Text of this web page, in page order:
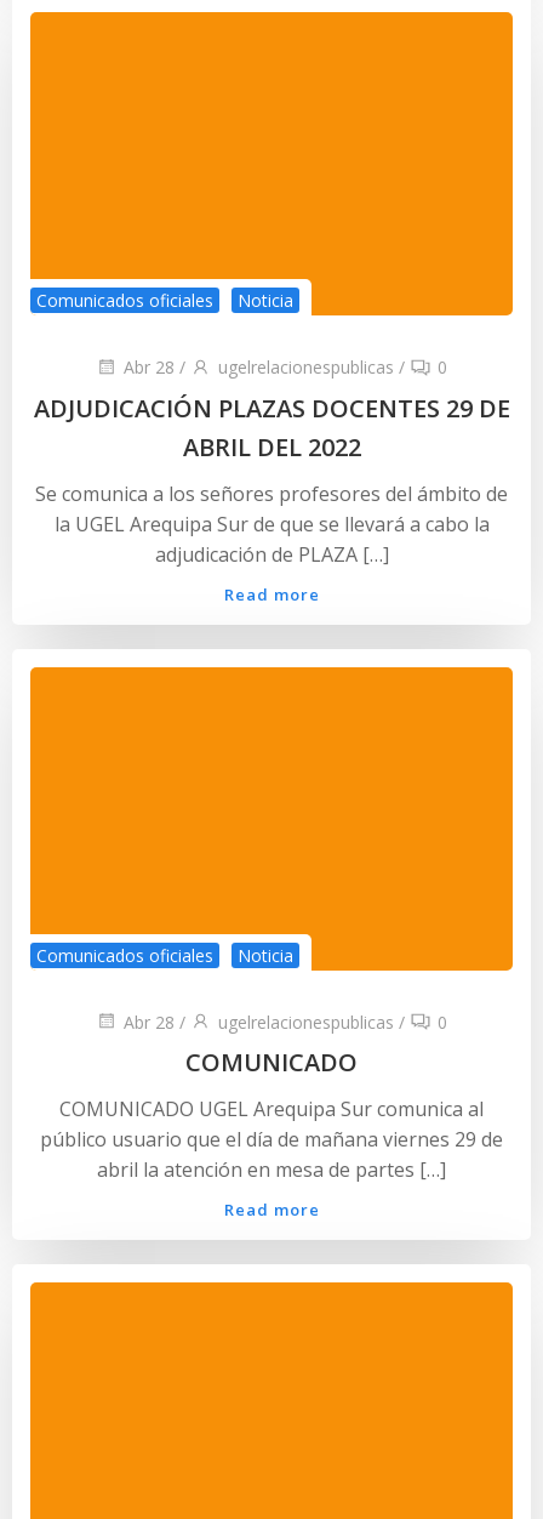
Comunicados oficiales Noticia
Abr 28 / ugelrelacionespublicas / 0
ADJUDICACIÓN PLAZAS DOCENTES 29 DE
ABRIL DEL 2022
Se comunica a los señores profesores del ámbito de
la UGEL Arequipa Sur de que se llevará a cabo la
adjudicación de PLAZA […]
Read more
Comunicados oficiales Noticia
Abr 28 / ugelrelacionespublicas / 0
COMUNICADO
COMUNICADO UGEL Arequipa Sur comunica al
público usuario que el día de mañana viernes 29 de
abril la atención en mesa de partes […]
Read more